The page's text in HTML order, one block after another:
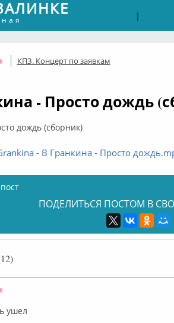
|
Оффлайн
КПЗ. Концерт по заявкам
- Просто дождь
дождь (сборник)
- В Гранкина - Просто
ПОДЕЛИТЬСЯ ПОСТОМ В
ушел